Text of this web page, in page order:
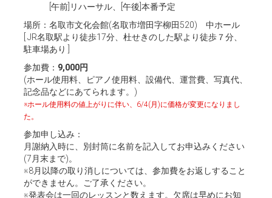
[午前]リハーサル、[午後]本番予定
場所：名取市文化会館(名取市増田字柳田520) 中ホール
[ JR名取駅より徒歩17分、杜せきのした駅より徒歩７分、
駐車場あり ]
参加費： 9,000円
(ホール使用料、ピアノ使用料、設備代、運営費、写真代、
記念品などにあてられます。)
※ホール使用料の値上がりに伴い、6/4(月)に価格が変更になりまし
た。
参加申し込み：
月謝納入時に、別封筒に名前を記入してお申込みください
(7月末まで)。
※8月以降の取り消しについては、参加費をお返しすること
ができません。ご了承ください。
※発表会は一回のレッスンと数えます。欠席は早めにお知